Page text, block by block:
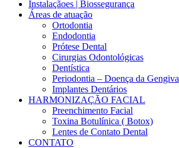
Instalaçãoes | Biossegurança
Áreas de atuação
Ortodontia
Endodontia
Prótese Dental
Cirurgias Odontológicas
Dentística
Periodontia – Doença da Gengiva
Implantes Dentários
HARMONIZAÇÃO FACIAL
Preenchimento Facial
Toxina Botulínica ( Botox)
Lentes de Contato Dental
CONTATO